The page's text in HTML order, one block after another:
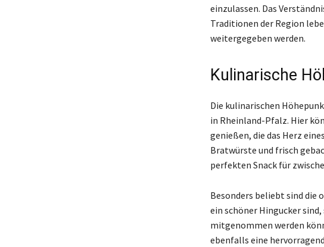
einzulassen. Das
Traditionen der Region
weitergegeben werden.
Kulinarische
Die kulinarischen
in Rheinland-Pfalz. Hier
genießen, die das Herz
Bratwürste und frisch
perfekten Snack für
Besonders beliebt sind die
ein schöner Hingucker
mitgenommen werden
ebenfalls eine